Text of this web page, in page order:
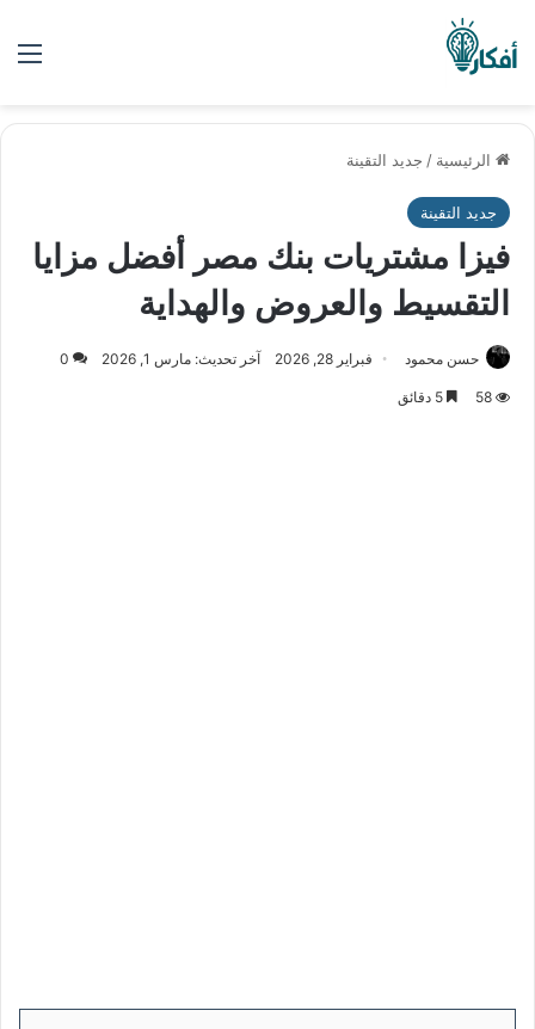
الرئيسية / جديد التقينة
جديد التقينة
فيزا مشتريات بنك مصر أفضل مزايا
التقسيط والعروض والهداية
حسن محمود فبراير 28, 2026 آخر تحديث: مارس 1, 2026 0
58